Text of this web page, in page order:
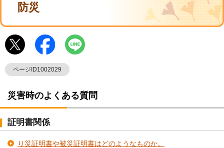
防災
ページID1002029
災害時のよくある質問
証明書関係
り災証明書や被災証明書はどのようなものか。